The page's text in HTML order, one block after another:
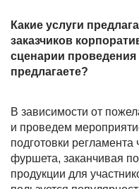
Какие услуги
заказчиков
сценарии
предлагаете?
В зависимости от
и проведем
подготовки
фуршета, заканчивая
продукции для